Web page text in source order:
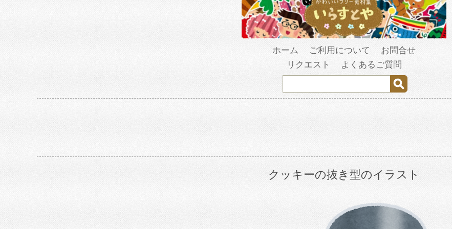
ホーム ご利用について
お問合せ
リクエスト
よくあるご質問
クッキーの抜き型のイラスト